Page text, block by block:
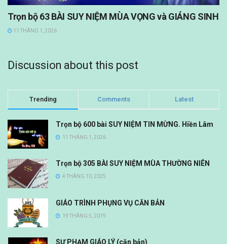
Trọn bộ 63 BÀI SUY NIỆM MÙA VỌNG và GIÁNG SINH
11 THÁNG 1, 2026
Discussion about this post
Trending Comments Latest
Trọn bộ 600 bài SUY NIỆM TIN MỪNG. Hiền Lâm
11 THÁNG 1, 2026
Trọn bộ 305 BÀI SUY NIỆM MÙA THƯỜNG NIÊN
4 THÁNG 10, 2025
GIÁO TRÌNH PHỤNG VỤ CĂN BẢN
19 THÁNG 5, 2019
SƯ PHẠM GIÁO LÝ (căn bản)